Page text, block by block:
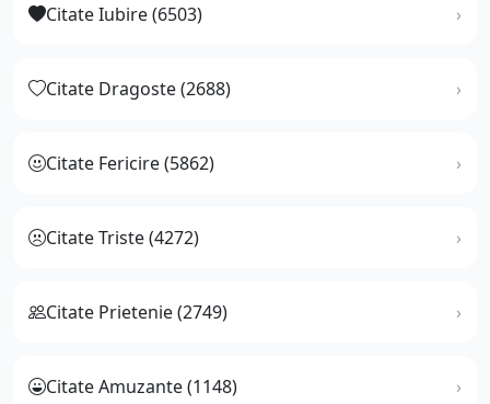
Citate Iubire (6503)
Citate Dragoste (2688)
Citate Fericire (5862)
Citate Triste (4272)
Citate Prietenie (2749)
Citate Amuzante (1148)